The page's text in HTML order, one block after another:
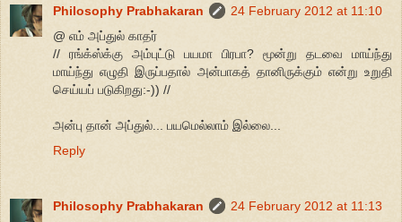
Philosophy Prabhakaran
24 February 2012 at 11:10
@ எம் அப்துல் காதர்
// ரங்க்ஸ்க்கு அம்புட்டு பயமா பிரபா? மூன்று தடவை மாய்ந்து
மாய்ந்து எழுதி இருப்பதால் அன்பாகத் தானிருக்கும் என்று உறுதி
செய்யப் படுகிறது:-)) //
அன்பு தான் அப்துல்... பயமெல்லாம் இல்லை...
Reply
Philosophy Prabhakaran
24 February 2012 at 11:13